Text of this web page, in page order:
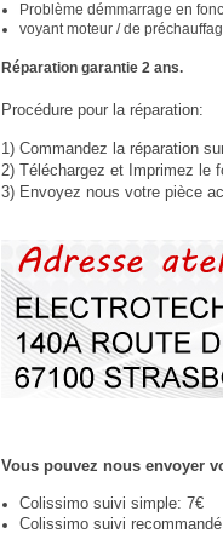
Problème démmarrage en
voyant moteur / de
Réparation garantie 2 ans.
Procédure pour la réparation:
1) Commandez la réparation
2) Téléchargez et Imprimez le
3) Envoyez nous votre pièce
Vous pouvez nous envoyer
Colissimo suivi simple: 7€
Colissimo suivi